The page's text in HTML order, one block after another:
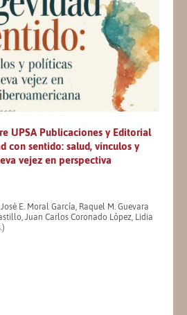
UPSA Publicaciones y Editorial
con sentido: salud, vínculos y
vejez en perspectiva
E. Moral García, Raquel M. Guevara
Juan Carlos Coronado López, Lidia